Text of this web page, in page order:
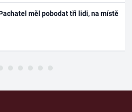
měl pobodat tři lidi, na místě